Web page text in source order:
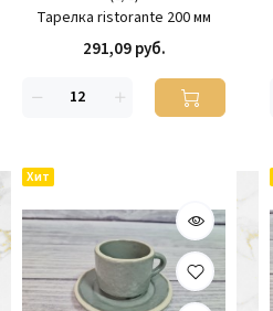
Тарелка ristorante 200 мм
291,09 руб.
Хит